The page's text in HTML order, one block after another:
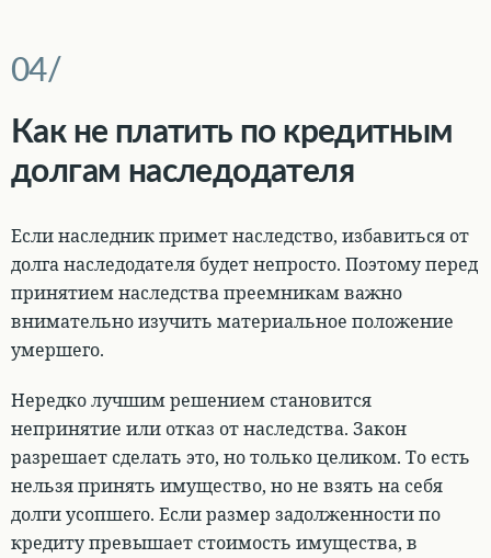
Как не платить по кредитным
долгам наследодателя
Если наследник примет наследство, избавиться от
долга наследодателя будет непросто. Поэтому перед
принятием наследства преемникам важно
внимательно изучить материальное положение
умершего.
Нередко лучшим решением становится
непринятие или отказ от наследства. Закон
разрешает сделать это, но только целиком. То есть
нельзя принять имущество, но не взять на себя
долги усопшего. Если размер задолженности по
кредиту превышает стоимость имущества, в